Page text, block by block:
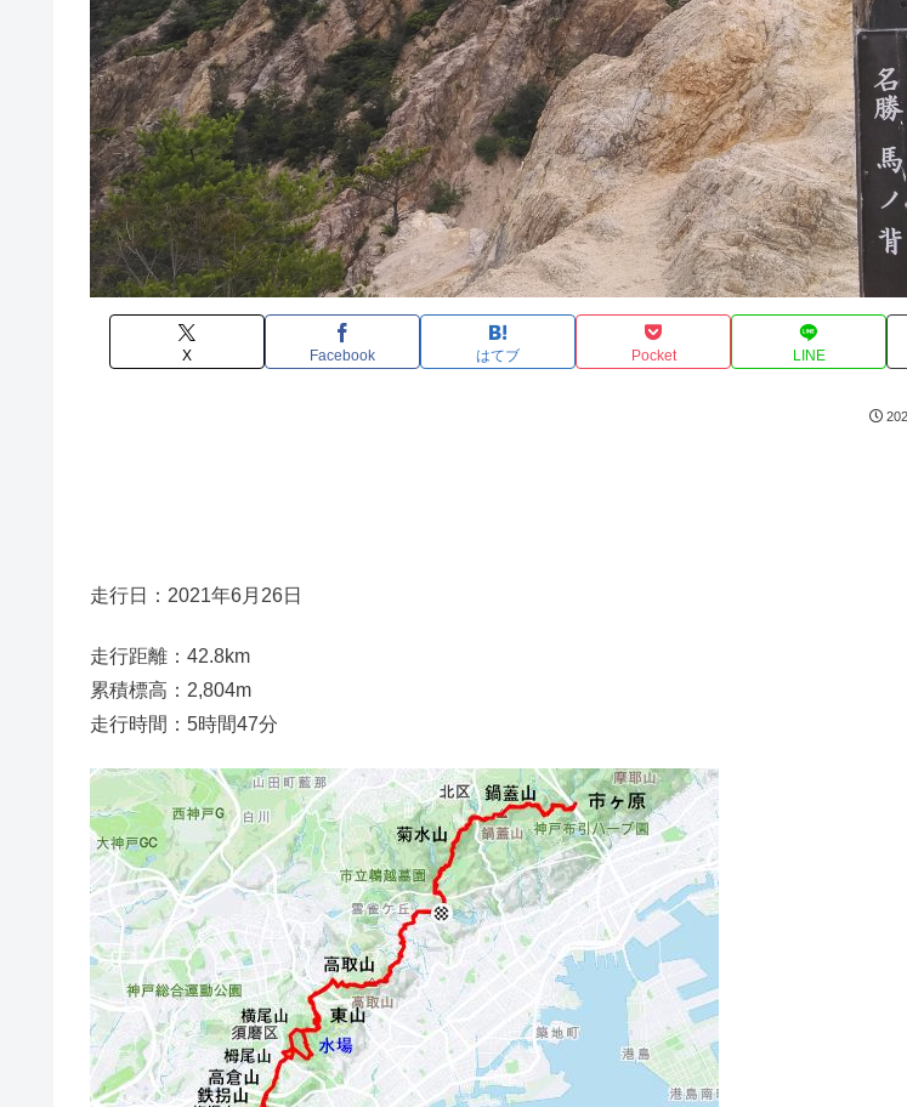
X Facebook はてブ Pocket LINE
走行日：2021年6月26日
走行距離：42.8km
累積標高：2,804m
走行時間：5時間47分